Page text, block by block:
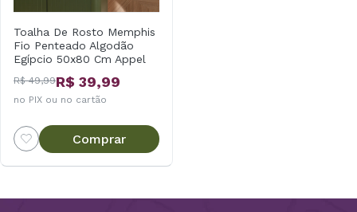
Toalha De Rosto Memphis
Fio Penteado Algodão
Egípcio 50x80 Cm Appel
R$ 49,99R$ 39,99
no PIX ou no cartão
Comprar